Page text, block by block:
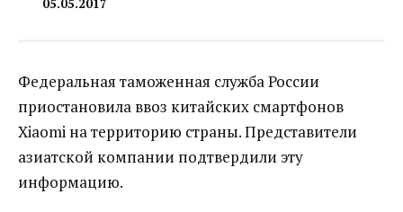
05.05.2017
Федеральная таможенная служба России
приостановила ввоз китайских смартфонов
Xiaomi на территорию страны. Представители
азиатской компании подтвердили эту
информацию.